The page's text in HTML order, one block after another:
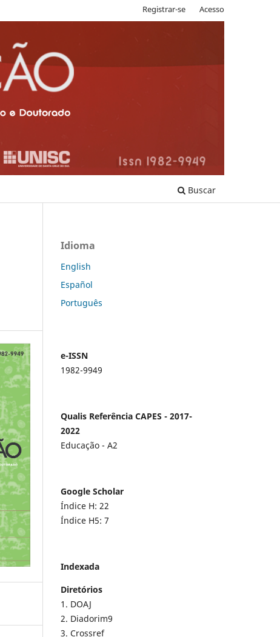
Buscar
Registrar-se Acesso
Idioma
English
Español
Português
e-ISSN
1982-9949
Qualis Referência CAPES - 2017-
2022
Educação - A2
Google Scholar
Índice H: 22
Índice H5: 7
Indexada
Diretórios
1. DOAJ
2. Diadorim9
3. Crossref